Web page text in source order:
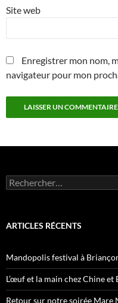
Site web
Enregistrer mon nom,
navigateur pour mon
Rechercher :
ARTICLES RÉCENTS
Mandopolis festival à
L’œuf et la main chez Chine
Retour sur notre soirée Mare